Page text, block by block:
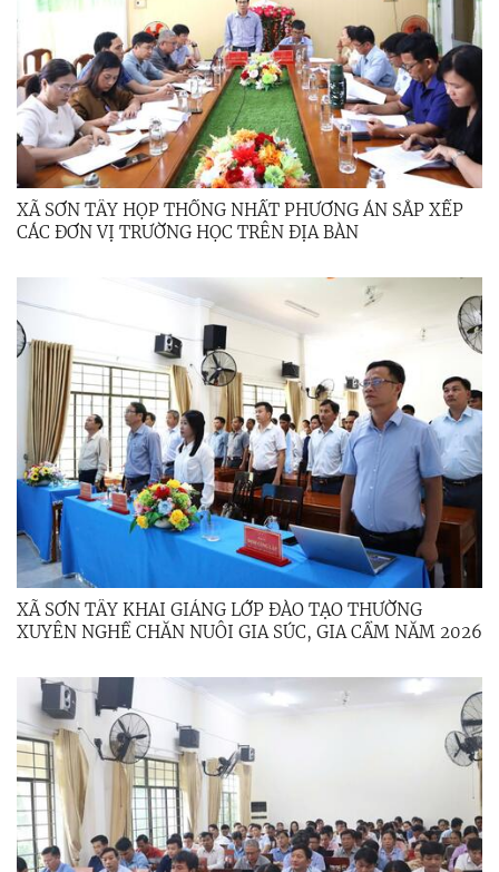
XÃ SƠN TÂY HỌP THỐNG NHẤT PHƯƠNG ÁN SẮP XẾP
CÁC ĐƠN VỊ TRƯỜNG HỌC TRÊN ĐỊA BÀN
XÃ SƠN TÂY KHAI GIẢNG LỚP ĐÀO TẠO THƯỜNG
XUYÊN NGHỀ CHĂN NUÔI GIA SÚC, GIA CẦM NĂM 2026